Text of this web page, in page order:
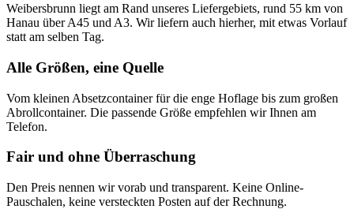
Weibersbrunn liegt am Rand unseres Liefergebiets, rund 55 km von
Hanau über A45 und A3. Wir liefern auch hierher, mit etwas Vorlauf
statt am selben Tag.
Alle Größen, eine Quelle
Vom kleinen Absetzcontainer für die enge Hoflage bis zum großen
Abrollcontainer. Die passende Größe empfehlen wir Ihnen am
Telefon.
Fair und ohne Überraschung
Den Preis nennen wir vorab und transparent. Keine Online-
Pauschalen, keine versteckten Posten auf der Rechnung.